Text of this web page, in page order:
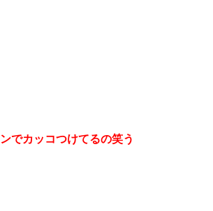
でカッコつけてるの笑う